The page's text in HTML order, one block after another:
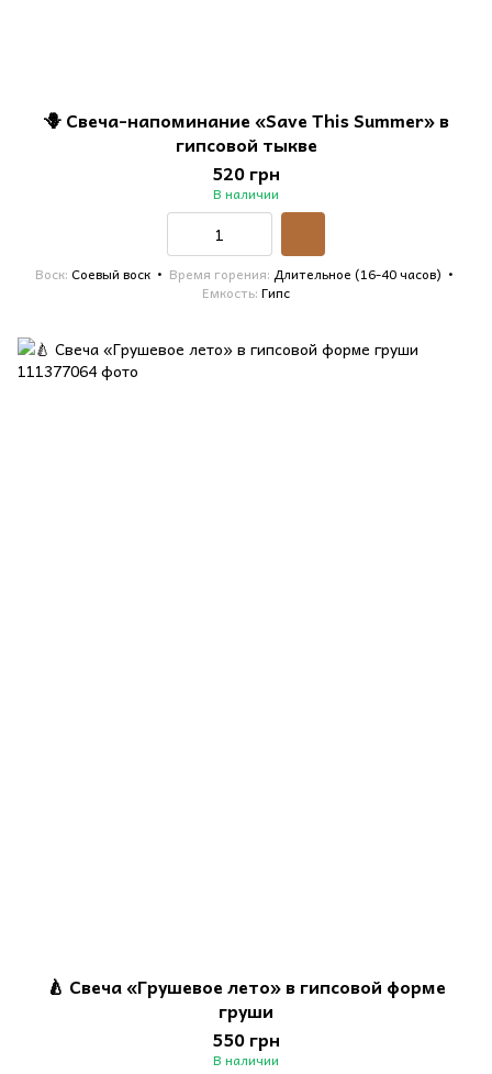
🪻 Свеча-напоминание «Save This Summer» в
гипсовой тыкве
520 грн
В наличии
Воск Соевый воск Время горения Длительное (16-40 часов)
Емкость Гипс
🍐 Свеча «Грушевое лето» в гипсовой форме
груши
550 грн
В наличии